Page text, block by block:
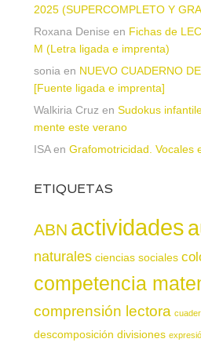
2025 (SUPERCOMPLETO Y
Roxana Denise en Fichas de
M (Letra ligada e imprenta)
sonia en NUEVO CUADERNO
[Fuente ligada e imprenta]
Walkiria Cruz en Sudokus
mente este verano
ISAen Grafomotricidad. Vocales
ETIQUETAS
ABN actividades
naturales ciencias sociales
competencia
comprensión lectora
descomposición divisiones